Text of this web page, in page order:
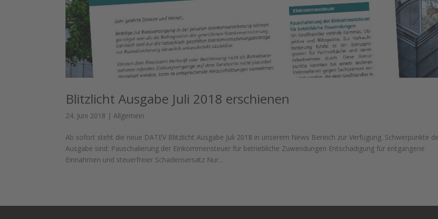
Blitzlicht Ausgabe Juli 2018 erschienen
24. Juni 2018 |Allgemein
Ab sofort steht die neue DATEV Blitzlicht Ausgabe Juli 2018 in unserem News Bereich zur Verfügung. Schwerpunkte
Ausgabe sind: Pauschalierung der Einkommensteuer für betriebliche Zuwendungen Entschädigung für entgangene
Einnahmen und steuerfreier Schadensersatz Nur...